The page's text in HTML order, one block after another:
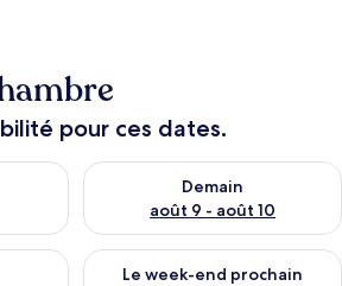
pour ces dates.
ce soir août 8 - août 9
Demain
août 9 - août 10
Vérifier la disponibilité pour
ce week-end août 14 - août 16
Le week-end prochain
Vérifier la disponibilité pour